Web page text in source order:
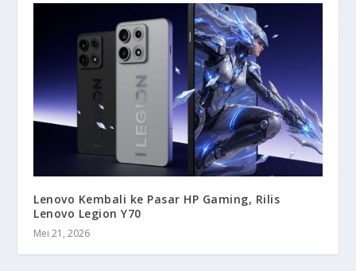
Lenovo Kembali ke Pasar HP Gaming, Rilis
Lenovo Legion Y70
Mei 21, 2026